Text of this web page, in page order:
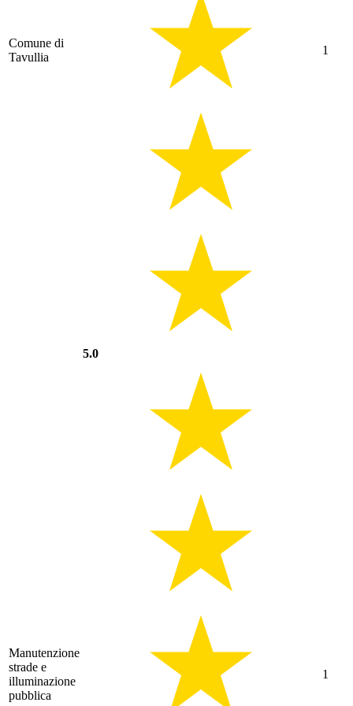
Comune di
Tavullia
5.0
1
Manutenzione
strade e
illuminazione
pubblica
1